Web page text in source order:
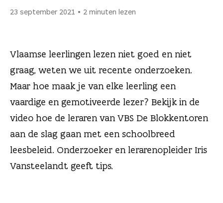
23 september 2021 2 minuten lezen
Vlaamse leerlingen lezen niet goed en niet
graag, weten we uit recente onderzoeken.
Maar hoe maak je van elke leerling een
vaardige en gemotiveerde lezer? Bekijk in de
video hoe de leraren van VBS De Blokkentoren
aan de slag gaan met een schoolbreed
leesbeleid. Onderzoeker en lerarenopleider Iris
Vansteelandt geeft tips.